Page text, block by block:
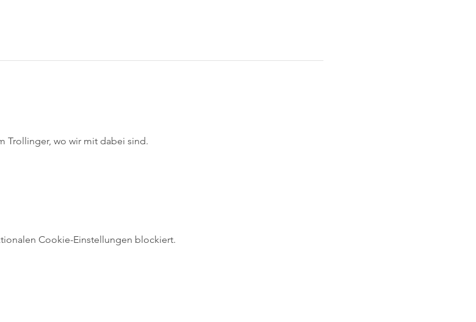
Trollinger, wo wir mit dabei sind.
Cookie-Einstellungen blockiert.